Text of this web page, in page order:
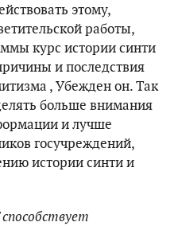
этому,
работы,
курс истории синти
и последствия
, Убежден он. Так
больше внимания
и лучше
госучреждений,
истории синти и